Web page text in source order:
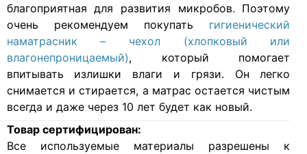
благоприятная для развития микробов. Поэтому
очень рекомендуем покупать гигиенический
наматрасник – чехол (хлопковый или
влагонепроницаемый), который помогает
впитывать излишки влаги и грязи. Он легко
снимается и стирается, а матрас остается чистым
всегда и даже через 10 лет будет как новый.
Товар сертифицирован:
Все используемые материалы разрешены к